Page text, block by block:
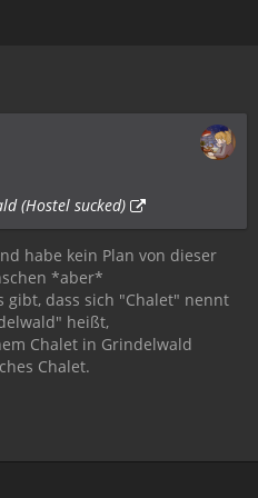
(Hostel sucked)
habe kein Plan von dieser
*aber*
gibt, dass sich "Chalet" nennt
heißt,
Chalet in Grindelwald
Chalet.